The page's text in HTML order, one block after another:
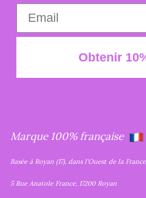
Obtenir
Marque 100% française
Basée à Royan (17), dans l'Ouest de la France
5 Rue Anatole France, 17200 Royan